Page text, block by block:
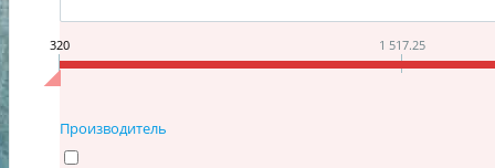
320 1 517.25
Производитель